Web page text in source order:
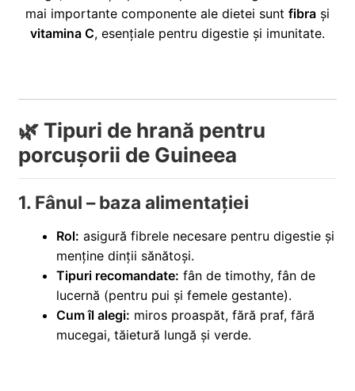
lp
c
l
d
p
u
c
l
mai importante componente ale dietei sunt fibra și
vitamina C, esențiale pentru digestie și imunitate.
🌿 Tipuri de hrană pentru
porcușorii de Guineea
1. Fânul – baza alimentației
Rol: asigură fibrele necesare pentru digestie și
menține dinții sănătoși.
Tipuri recomandate: fân de timothy, fân de
lucernă (pentru pui și femele gestante).
Cum îl alegi: miros proaspăt, fără praf, fără
mucegai, tăietură lungă și verde.